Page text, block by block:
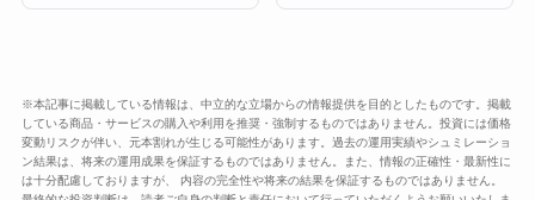
※本記事に掲載している情報は、中立的な立場からの情報提供を目的としたものです。掲載
している商品・サービスの購入や利用を推奨・強制するものではありません。投資には価格
変動リスクが伴い、元本割れが生じる可能性があります。過去の運用実績やシュミレーショ
ン結果は、将来の運用成果を保証するものではありません。また、情報の正確性・最新性に
は十分配慮しておりますが、 内容の完全性や将来の結果を保証するものではありません。